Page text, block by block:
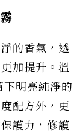
的香氣，透
加提升。溫
下明亮純淨的
配方外，更
護力，修護